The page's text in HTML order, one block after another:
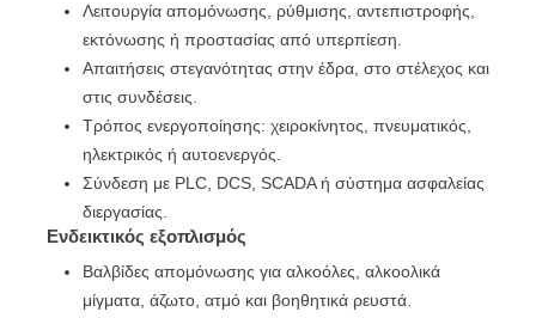
Λειτουργία απομόνωσης, ρύθμισης, αντεπιστροφής,
εκτόνωσης ή προστασίας από υπερπίεση.
Απαιτήσεις στεγανότητας στην έδρα, στο στέλεχος και
στις συνδέσεις.
Τρόπος ενεργοποίησης: χειροκίνητος, πνευματικός,
ηλεκτρικός ή αυτοενεργός.
Σύνδεση με PLC, DCS, SCADA ή σύστημα ασφαλείας
διεργασίας.
Ενδεικτικός εξοπλισμός
Βαλβίδες απομόνωσης για αλκοόλες, αλκοολικά
μίγματα, άζωτο, ατμό και βοηθητικά ρευστά.